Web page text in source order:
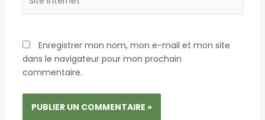
Internet
Enregistrer mon nom, mon e-mail et mon site
dans le navigateur pour mon prochain
commentaire.